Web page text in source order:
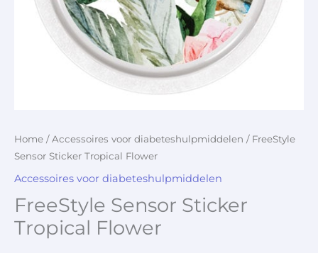
Home /Accessoires voor diabeteshulpmiddelen / FreeStyle
Sensor Sticker Tropical Flower
Accessoires voor diabeteshulpmiddelen
FreeStyle Sensor Sticker
Tropical Flower